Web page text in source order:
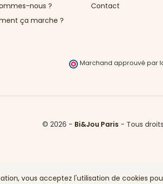
nous ?
ça marche ?
Contact
Marchand approuvé par
© 2026 - Bi&Jou Paris - Tous
vous acceptez l'utilisation de cookies